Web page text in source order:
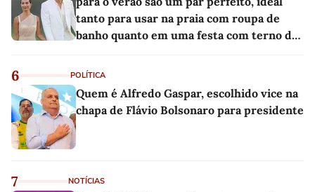
tanto para usar na praia com roupa de
banho quanto em uma festa com terno de
6 POLÍTICA
Quem é Alfredo Gaspar, escolhido vice na
chapa de Flávio Bolsonaro para presidente
7 NOTÍCIAS